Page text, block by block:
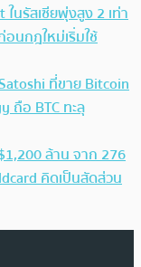
นรัสเซียพุ่งสูง 2 เท่า
นกฎใหม่เริ่มใช้
ที่ขาย Bitcoin
ถือ BTC ทะลุ
ล้าน จาก 276
คิดเป็นสัดส่วน